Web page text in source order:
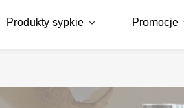
Produkty sypkie Promocje